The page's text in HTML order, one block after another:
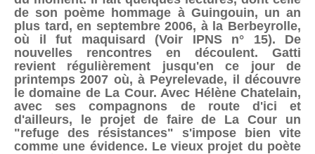
de son poème hommage à Guingouin, un an
plus tard, en septembre 2006, à la Berbeyrolle,
où il fut maquisard (Voir IPNS n° 15). De
nouvelles rencontres en découlent. Gatti
revient régulièrement jusqu'en ce jour de
printemps 2007 où, à Peyrelevade, il découvre
le domaine de La Cour. Avec Hélène Chatelain,
avec ses compagnons de route d'ici et
d'ailleurs, le projet de faire de La Cour un
"refuge des résistances" s'impose bien vite
comme une évidence. Le vieux projet du poète